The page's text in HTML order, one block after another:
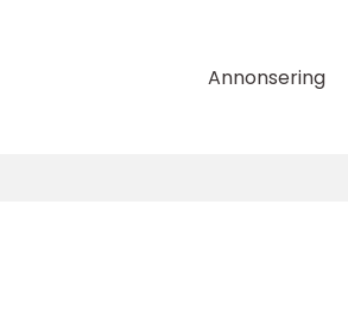
Annonsering